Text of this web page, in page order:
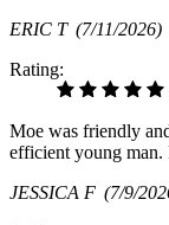
ERIC T (7/11/2026)
Rating:
Moe was friendly
efficient young man.
JESSICA F (7/9/